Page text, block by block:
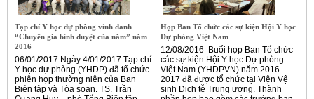
Tạp chí Y học dự phòng vinh danh
“Chuyên gia bình duyệt của năm” năm
2016
06/01/2017 Ngày 4/01/2017 Tạp chí
Y học dự phòng (YHDP) đã tổ chức
phiên họp thường niên của Ban
Biên tập và Tòa soạn. TS. Trần
Họp Ban Tổ chức các sự kiện Hội Y học
Dự phòng Việt Nam
12/08/2016 Buổi họp Ban Tổ chức
các sự kiện Hội Y học Dự phòng
Việt Nam (YHDPVN) năm 2016-
2017 đã được tổ chức tại Viện Vệ
sinh Dịch tễ Trung ương. Thành